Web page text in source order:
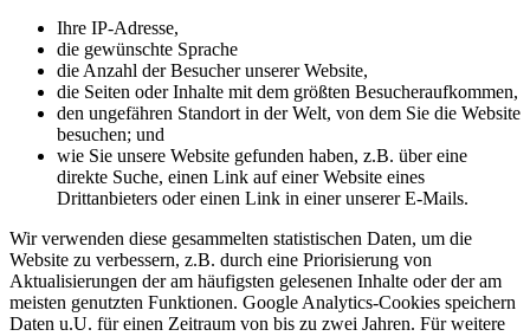
Ihre IP-Adresse,
die gewünschte Sprache
die Anzahl der Besucher unserer Website,
die Seiten oder Inhalte mit dem größten Besucheraufkommen,
den ungefähren Standort in der Welt, von dem Sie die Website
besuchen; und
wie Sie unsere Website gefunden haben, z.B. über eine
direkte Suche, einen Link auf einer Website eines
Drittanbieters oder einen Link in einer unserer E-Mails.
Wir verwenden diese gesammelten statistischen Daten, um die
Website zu verbessern, z.B. durch eine Priorisierung von
Aktualisierungen der am häufigsten gelesenen Inhalte oder der am
meisten genutzten Funktionen. Google Analytics-Cookies speichern
Daten u.U. für einen Zeitraum von bis zu zwei Jahren. Für weitere